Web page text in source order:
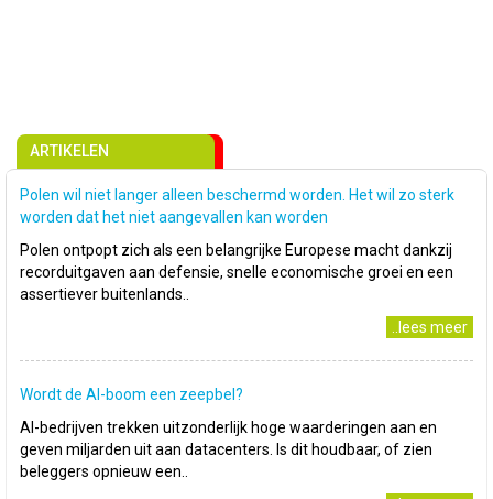
ARTIKELEN
Polen wil niet langer alleen beschermd worden. Het wil zo sterk
worden dat het niet aangevallen kan worden
Polen ontpopt zich als een belangrijke Europese macht dankzij
recorduitgaven aan defensie, snelle economische groei en een
assertiever buitenlands..
..lees meer
Wordt de AI-boom een zeepbel?
AI-bedrijven trekken uitzonderlijk hoge waarderingen aan en
geven miljarden uit aan datacenters. Is dit houdbaar, of zien
beleggers opnieuw een..